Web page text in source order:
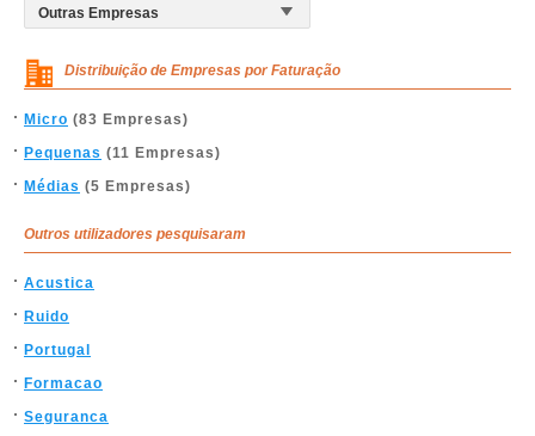
Distribuição de Empresas por Faturação
Micro (83 Empresas)
Pequenas (11 Empresas)
Médias (5 Empresas)
Outros utilizadores pesquisaram
Acustica
Ruido
Portugal
Formacao
Seguranca